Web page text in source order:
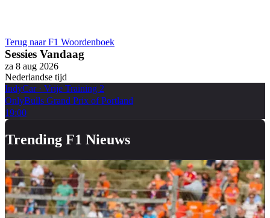
Terug naar F1 Woordenboek
Sessies Vandaag
za 8 aug 2026
Nederlandse tijd
IndyCar· Vrije Training 2
OnlyBulls Grand Prix of Portland
19:00
Trending F1 Nieuws